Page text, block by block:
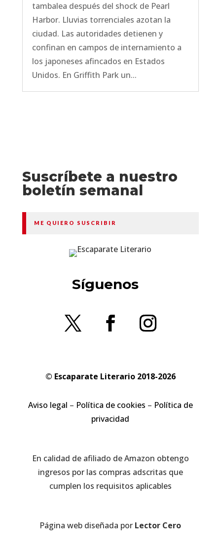
tambalea después del shock de Pearl
Harbor. Lluvias torrenciales azotan la
ciudad. Las autoridades detienen y
confinan en campos de internamiento a
los japoneses afincados en Estados
Unidos. En Griffith Park un...
Suscríbete a nuestro
boletín semanal
ME QUIERO SUSCRIBIR
Síguenos
© Escaparate Literario 2018-2026
Aviso legal – Política de cookies – Política de
privacidad
En calidad de afiliado de Amazon obtengo
ingresos por las compras adscritas que
cumplen los requisitos aplicables
Página web diseñada por Lector Cero